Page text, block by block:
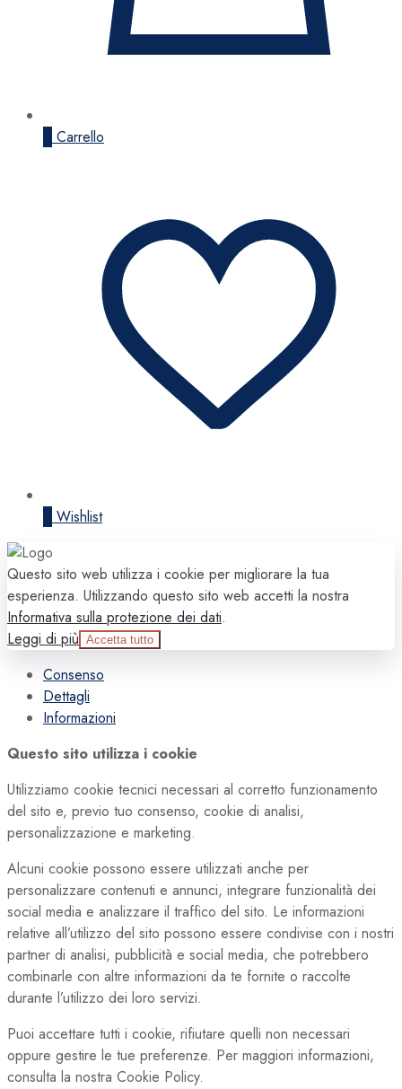
Carrello
Wishlist
Questo sito web utilizza i cookie per migliorare la tua
esperienza. Utilizzando questo sito web accetti la nostra
Informativa sulla protezione dei dati.
Leggi di più Accetta tutto
Consenso
Dettagli
Informazioni
Questo sito utilizza i cookie
Utilizziamo cookie tecnici necessari al corretto funzionamento
del sito e, previo tuo consenso, cookie di analisi,
personalizzazione e marketing.
Alcuni cookie possono essere utilizzati anche per
personalizzare contenuti e annunci, integrare funzionalità dei
social media e analizzare il traffico del sito. Le informazioni
relative all’utilizzo del sito possono essere condivise con i nostri
partner di analisi, pubblicità e social media, che potrebbero
combinarle con altre informazioni da te fornite o raccolte
durante l’utilizzo dei loro servizi.
Puoi accettare tutti i cookie, rifiutare quelli non necessari
oppure gestire le tue preferenze. Per maggiori informazioni,
consulta la nostra Cookie Policy.